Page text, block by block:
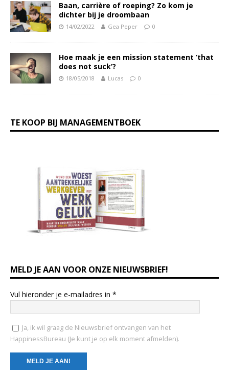
Baan, carrière of roeping? Zo kom je
dichter bij je droombaan
14/02/2022 Gea Peper 0
Hoe maak je een mission statement ‘that
does not suck’?
18/05/2018 Lucas 0
TE KOOP BIJ MANAGEMENTBOEK
MELD JE AAN VOOR ONZE NIEUWSBRIEF!
Vul hieronder je e-mailadres in *
Ja, ik wil graag de Nieuwsbrief ontvangen van het
HappinessBureau (Je kunt je op elk moment afmelden).